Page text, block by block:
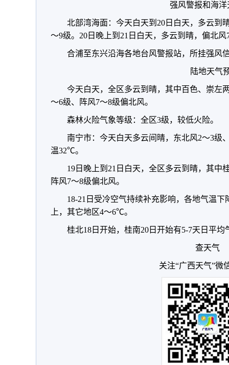
强风警报和海洋
北部湾海面：今天白天到20日白天，多云到
～9级。20日晚上到21日白天，多云到晴，偏北
合浦至东兴沿海各地台风警报站，所挂强风
陆地天气
今天白天，全区多云到晴，其中百色、崇左
～6级、阵风7～8级偏北风。
森林火险气象等级：全区3级，较低火险。
南宁市：今天白天多云间晴，东北风2～3级
温32℃。
19日晚上到21日白天，全区多云到晴，其中
阵风7～8级偏北风。
18-21日受冷空气持续补充影响，各地气温
上，其它地区4～6℃。
桂北18日开始，桂南20日开始有5-7天日平
查天气
关注“广西天气”微